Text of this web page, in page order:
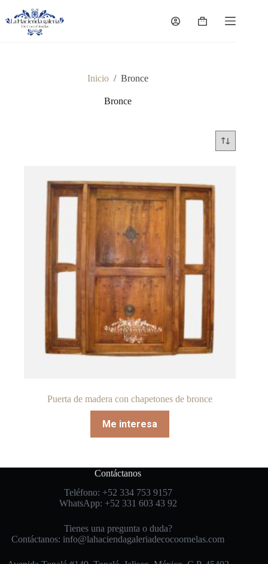
contenido
Carro
Inicio / Bronce
Bronce
Puerta de madera con chapetones de bronce
Me interesa
Contáctanos
Teléfono: +52 334 753 9157
WhatsApp: +52 331 603 43 92
Tienes una pregunta o duda?
Contáctanos: info@lahaciendagaleriadecocoornelas.com